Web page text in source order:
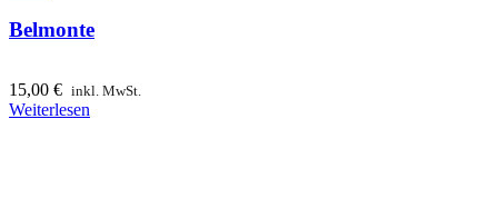
Belmonte
15,00 € inkl. MwSt.
Weiterlesen